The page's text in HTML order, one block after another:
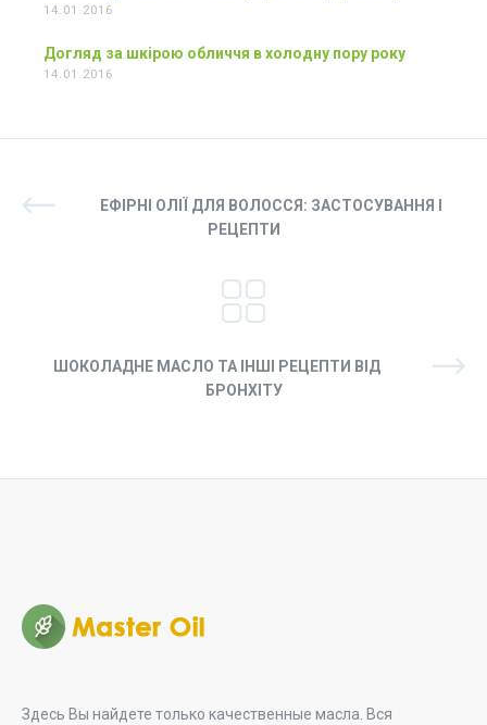
14.01.2016
Догляд за шкірою обличчя в холодну пору року
14.01.2016
ЕФІРНІ ОЛІЇ ДЛЯ ВОЛОССЯ: ЗАСТОСУВАННЯ І
РЕЦЕПТИ
ШОКОЛАДНЕ МАСЛО ТА ІНШІ РЕЦЕПТИ ВІД
БРОНХІТУ
Здесь Вы найдете только качественные масла. Вся